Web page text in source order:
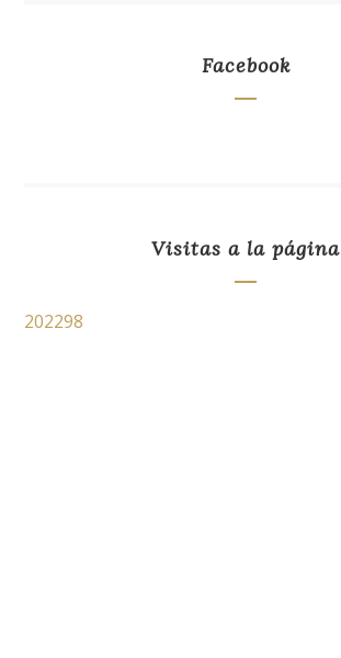
Facebook
Visitas a la página
202298